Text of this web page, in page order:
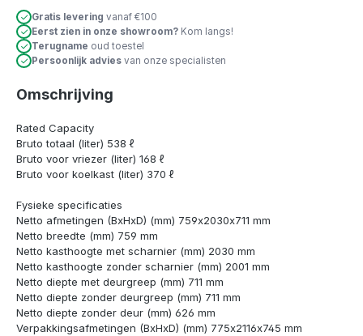
Gratis levering vanaf €100
Eerst zien in onze showroom? Kom langs!
Terugname oud toestel
Persoonlijk advies van onze specialisten
Omschrijving
Rated Capacity
Bruto totaal (liter) 538 ℓ
Bruto voor vriezer (liter) 168 ℓ
Bruto voor koelkast (liter) 370 ℓ
Fysieke specificaties
Netto afmetingen (BxHxD) (mm) 759x2030x711 mm
Netto breedte (mm) 759 mm
Netto kasthoogte met scharnier (mm) 2030 mm
Netto kasthoogte zonder scharnier (mm) 2001 mm
Netto diepte met deurgreep (mm) 711 mm
Netto diepte zonder deurgreep (mm) 711 mm
Netto diepte zonder deur (mm) 626 mm
Verpakkingsafmetingen (BxHxD) (mm) 775x2116x745 mm